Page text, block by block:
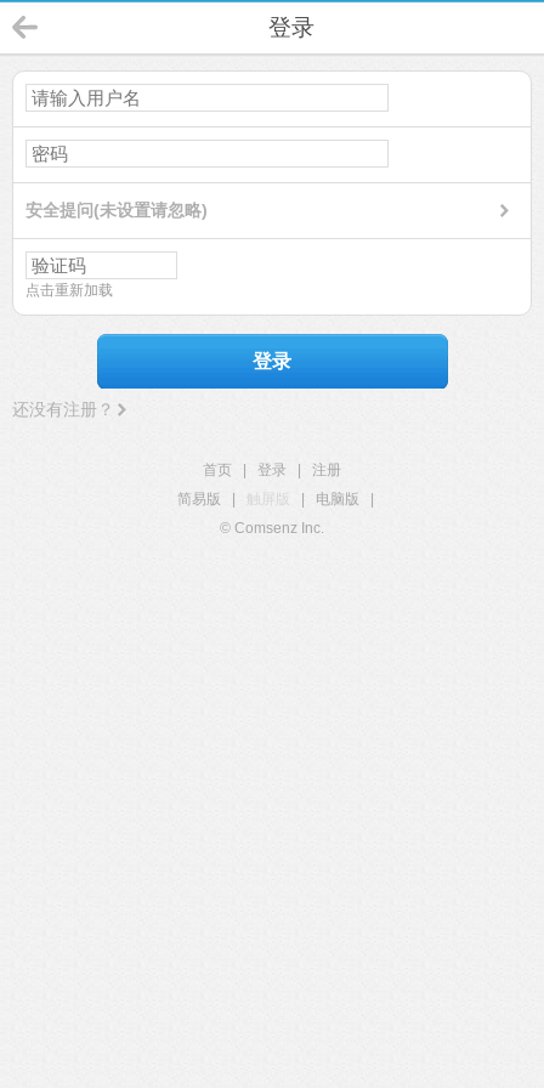
登录
安全提问(未设置请忽略)
点击重新加载
登录
还没有注册？
首页 登录
注册
简易版
触屏版 电脑版
© Comsenz Inc.